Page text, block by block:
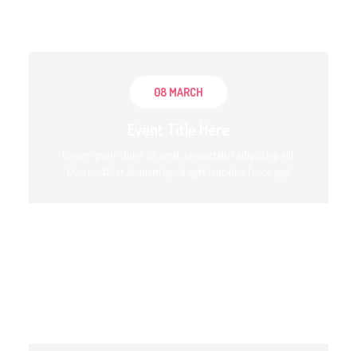
08 MARCH